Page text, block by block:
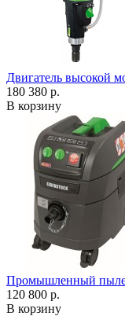
Двигатель высокой
180 380 р.
В корзину
Промышленный
120 800 р.
В корзину